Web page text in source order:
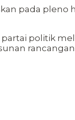
pada pleno
politik
rancangan